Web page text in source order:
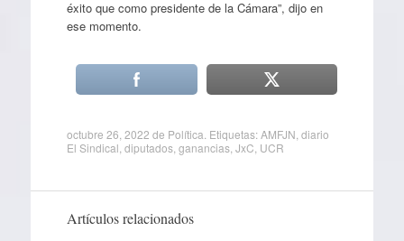
éxito que como presidente de la Cámara”, dijo en
ese momento.
octubre 26, 2022 de Política . Etiquetas:AMFJN diario
El Sindical diputados, ganancias, JxC UCR
Artículos relacionados